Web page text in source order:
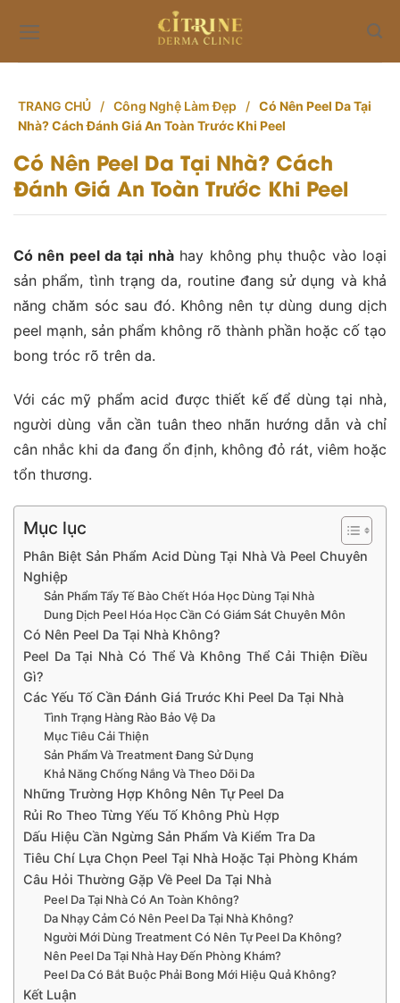
content
TRANG CHỦ / Công Nghệ Làm Đẹp / Có Nên Peel Da Tại
Nhà? Cách Đánh Giá An Toàn Trước Khi Peel
Có Nên Peel Da Tại Nhà? Cách
Đánh Giá An Toàn Trước Khi Peel
Có nên peel da tại nhàhay không phụ thuộc vào loại
sản phẩm, tình trạng da, routine đang sử dụng và khả
năng chăm sóc sau đó. Không nên tự dùng dung dịch
peel mạnh, sản phẩm không rõ thành phần hoặc cố tạo
bong tróc rõ trên da.
Với các mỹ phẩm acid được thiết kế để dùng tại nhà,
người dùng vẫn cần tuân theo nhãn hướng dẫn và chỉ
cân nhắc khi da đang ổn định, không đỏ rát, viêm hoặc
tổn thương.
Mục lục
Phân Biệt Sản Phẩm Acid Dùng Tại Nhà Và Peel Chuyên
Nghiệp
Sản Phẩm Tẩy Tế Bào Chết Hóa Học Dùng Tại Nhà
Dung Dịch Peel Hóa Học Cần Có Giám Sát Chuyên Môn
Có Nên Peel Da Tại Nhà Không?
Peel Da Tại Nhà Có Thể Và Không Thể Cải Thiện Điều
Gì?
Các Yếu Tố Cần Đánh Giá Trước Khi Peel Da Tại Nhà
Tình Trạng Hàng Rào Bảo Vệ Da
Mục Tiêu Cải Thiện
Sản Phẩm Và Treatment Đang Sử Dụng
Khả Năng Chống Nắng Và Theo Dõi Da
Những Trường Hợp Không Nên Tự Peel Da
Rủi Ro Theo Từng Yếu Tố Không Phù Hợp
Dấu Hiệu Cần Ngừng Sản Phẩm Và Kiểm Tra Da
Tiêu Chí Lựa Chọn Peel Tại Nhà Hoặc Tại Phòng Khám
Câu Hỏi Thường Gặp Về Peel Da Tại Nhà
Peel Da Tại Nhà Có An Toàn Không?
Da Nhạy Cảm Có Nên Peel Da Tại Nhà Không?
Người Mới Dùng Treatment Có Nên Tự Peel Da Không?
Nên Peel Da Tại Nhà Hay Đến Phòng Khám?
Peel Da Có Bắt Buộc Phải Bong Mới Hiệu Quả Không?
Kết Luận